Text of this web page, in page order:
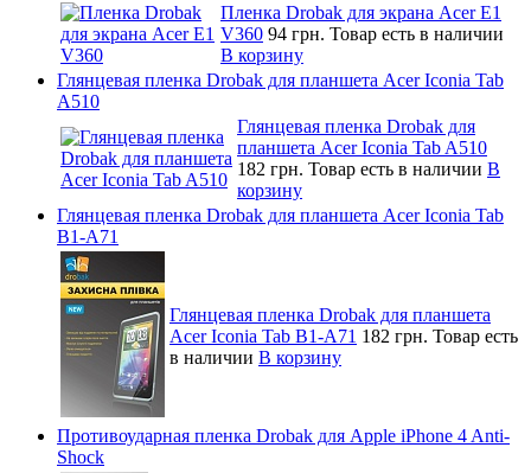
Пленка Drobak для экрана Acer E1
V360 94 грн. Товар есть в наличии
В корзину
Глянцевая пленка Drobak для планшета Acer Iconia Tab
A510
Глянцевая пленка Drobak для
планшета Acer Iconia Tab A510
182 грн. Товар есть в наличии В
корзину
Глянцевая пленка Drobak для планшета Acer Iconia Tab
B1-A71
Глянцевая пленка Drobak для планшета
Acer Iconia Tab B1-A71 182 грн. Товар есть
в наличии В корзину
Противоударная пленка Drobak для Apple iPhone 4 Anti-
Shock